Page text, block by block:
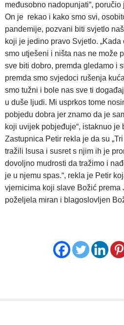
međusobno nadopunjati“, poručio
On je rekao i kako smo svi,
pandemije, pozvani biti svjetlo
koji je jedino pravo Svjetlo.
smo utješeni i ništa nas ne može
sve biti dobro, premda gledamo i
premda smo svjedoci rušenja
smo tužni i bole nas sve ti
u duše ljudi. Mi usprkos tome
pobjedu dobra jer znamo da je
koji uvijek pobjeđuje“, istaknuo je
Zastupnica Petir rekla je da su
tražili Isusa i susret s njim ih je
dovoljno mudrosti da tražimo i
je u njemu spas.“, rekla je Petir
vjernicima koji slave Božić prema
poželjela miran i blagoslovljen